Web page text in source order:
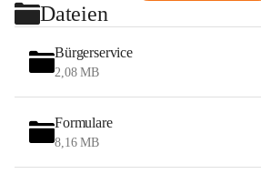
Dateien
Bürgerservice
2,08 MB
Formulare
8,16 MB